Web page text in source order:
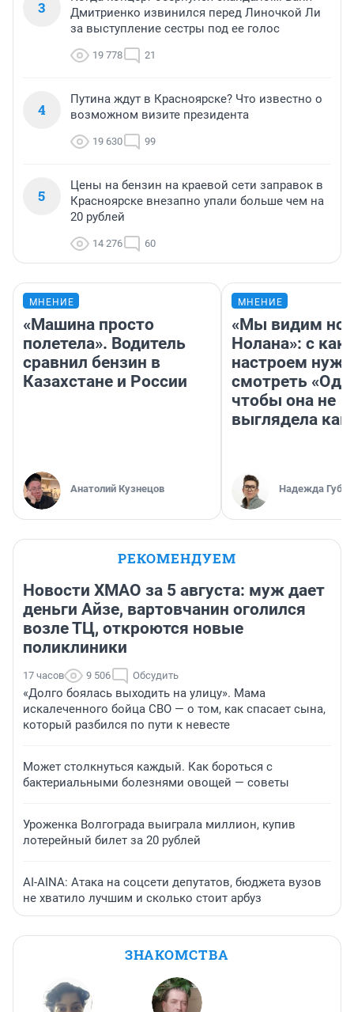
3
Дмитриенко извинился перед Линочкой Ли
за выступление сестры под ее голос
19 778 21
4
Путина ждут в Красноярске? Что известно о
возможном визите президента
19 630 99
5
Цены на бензин на краевой сети заправок в
Красноярске внезапно упали больше чем на
20 рублей
14 276 60
МНЕНИЕ
«Машина просто
полетела». Водитель
сравнил бензин в
Казахстане и России
Анатолий Кузнецов
МНЕНИЕ
«Мы видим
Нолана»: с
настроем
смотреть
чтобы она не
выглядела как
Надежда
РЕКОМЕНДУЕМ
Новости ХМАО за 5 августа: муж дает
деньги Айзе, вартовчанин оголился
возле ТЦ, откроются новые
поликлиники
17 часов 9 506 Обсудить
«Долго боялась выходить на улицу». Мама
искалеченного бойца СВО — о том, как спасает сына,
который разбился по пути к невесте
Может столкнуться каждый. Как бороться с
бактериальными болезнями овощей — советы
Уроженка Волгограда выиграла миллион, купив
лотерейный билет за 20 рублей
AI-AINA: Атака на соцсети депутатов, бюджета вузов
не хватило лучшим и сколько стоит арбуз
ЗНАКОМСТВА